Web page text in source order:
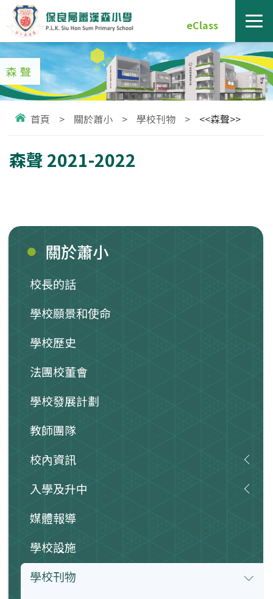
eClass
森聲
首頁 > 關於蕭小 > 學校刊物 > <<森聲>>
森聲 2021-2022
關於蕭小
校長的話
學校願景和使命
學校歷史
法團校董會
學校發展計劃
教師團隊
校內資訊
入學及升中
媒體報導
學校設施
學校刊物